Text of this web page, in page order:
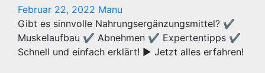
Februar 22, 2022 Manu
Gibt es sinnvolle Nahrungsergänzungsmittel? ✔
Muskelaufbau ✔ Abnehmen ✔ Expertentipps ✔
Schnell und einfach erklärt! ► Jetzt alles erfahren!